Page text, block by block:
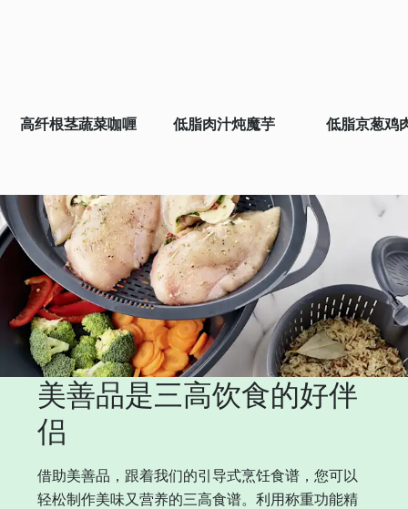
高纤根茎蔬菜咖喱 低脂肉汁炖魔芋 低脂京葱鸡
美善品是三高饮食的好伴
侣
借助美善品，跟着我们的引导式烹饪食谱，您可以
轻松制作美味又营养的三高食谱。利用称重功能精